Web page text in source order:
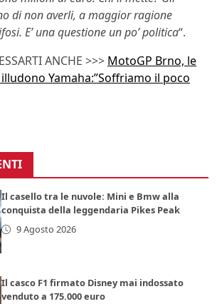
di non averli, a maggior ragione
E’ una questione un po’ politica“.
ANCHE >>> MotoGP Brno, le
Yamaha:”Soffriamo il poco
Il casello tra le nuvole: Mini e Bmw alla
conquista della leggendaria Pikes Peak
9 Agosto 2026
Il casco F1 firmato Disney mai indossato
venduto a 175.000 euro